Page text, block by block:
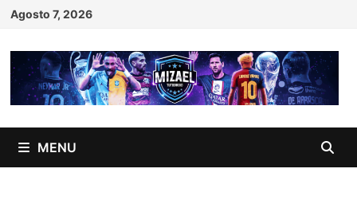
Skip
content
Agosto 7, 2026
MENU